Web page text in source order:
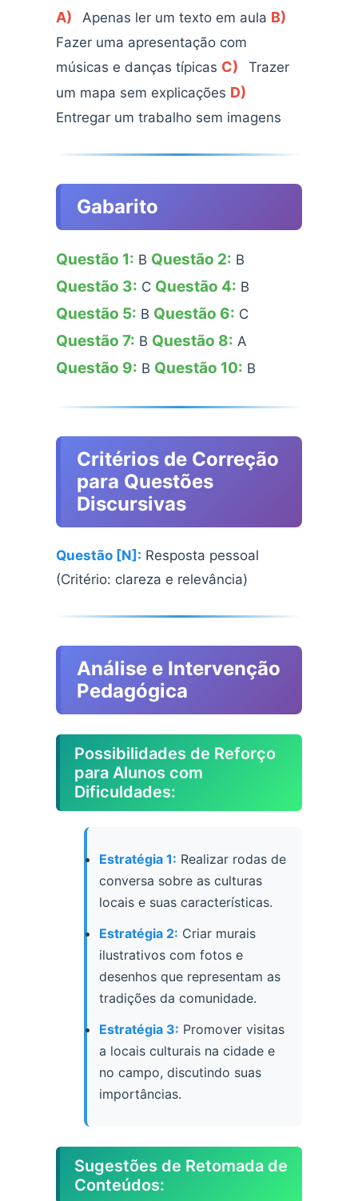
A) Apenas ler um texto em aula B)
Fazer uma apresentação com
músicas e danças típicas C)
Trazer
um mapa sem explicações D)
Entregar um trabalho sem imagens
Gabarito
Questão 1: B Questão 2: B
Questão 3: C Questão 4: B
Questão 5: B Questão 6: C
Questão 7: B Questão 8: A
Questão 9: B Questão 10: B
Critérios de Correção
para Questões
Discursivas
Questão [N]: Resposta pessoal
(Critério: clareza e relevância)
Análise e Intervenção
Pedagógica
Possibilidades de Reforço
para Alunos com
Dificuldades:
Estratégia 1: Realizar rodas de
conversa sobre as culturas
locais e suas características.
Estratégia 2: Criar murais
ilustrativos com fotos e
desenhos que representam as
tradições da comunidade.
Estratégia 3: Promover visitas
a locais culturais na cidade e
no campo, discutindo suas
importâncias.
Sugestões de Retomada de
Conteúdos: